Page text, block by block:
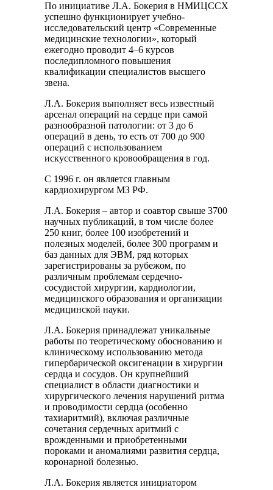
По инициативе Л.А. Бокерия в НМИЦССХ
успешно функционирует учебно-
исследовательский центр «Современные
медицинские технологии», который
ежегодно проводит 4–6 курсов
последипломного повышения
квалификации специалистов высшего
звена.
Л.А. Бокерия выполняет весь известный
арсенал операций на сердце при самой
разнообразной патологии: от 3 до 6
операций в день, то есть от 700 до 900
операций с использованием
искусственного кровообращения в год.
С 1996 г. он является главным
кардиохирургом МЗ РФ.
Л.А. Бокерия – автор и соавтор свыше 3700
научных публикаций, в том числе более
250 книг, более 100 изобретений и
полезных моделей, более 300 программ и
баз данных для ЭВМ, ряд которых
зарегистрированы за рубежом, по
различным проблемам сердечно-
сосудистой хирургии, кардиологии,
медицинского образования и организации
медицинской науки.
Л.А. Бокерия принадлежат уникальные
работы по теоретическому обоснованию и
клиническому использованию метода
гипербарической оксигенации в хирургии
сердца и сосудов. Он крупнейший
специалист в области диагностики и
хирургического лечения нарушений ритма
и проводимости сердца (особенно
тахиаритмий), включая различные
сочетания сердечных аритмий с
врожденными и приобретенными
пороками и аномалиями развития сердца,
коронарной болезнью.
Л.А. Бокерия является инициатором